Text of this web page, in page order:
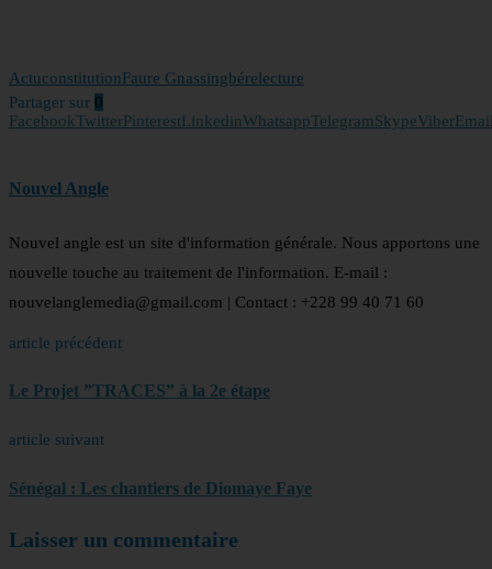
ActuconstitutionFaure Gnassingbérelecture
Partager sur 0
FacebookTwitterPinterestLinkedinWhatsappTelegramSkypeViber
Nouvel Angle
Nouvel angle est un site d'information générale. Nous apportons une
nouvelle touche au traitement de l'information. E-mail :
nouvelanglemedia@gmail.com | Contact : +228 99 40 71 60
article précédent
Le Projet ”TRACES” à la 2e étape
article suivant
Sénégal : Les chantiers de Diomaye Faye
Laisser un commentaire